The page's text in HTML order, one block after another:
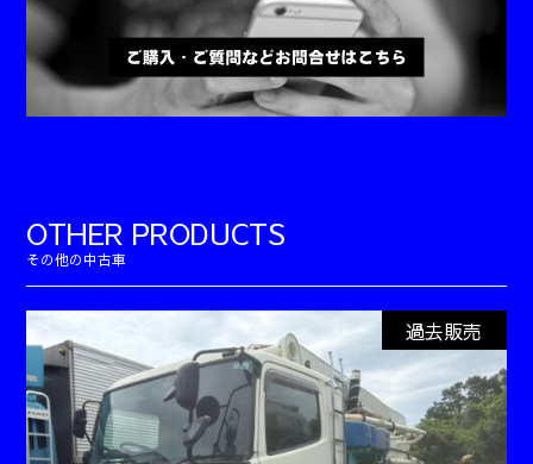
OTHER PRODUCTS
過去販売